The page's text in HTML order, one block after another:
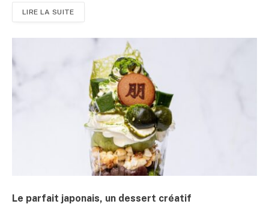
LIRE LA SUITE
Le parfait japonais, un dessert créatif